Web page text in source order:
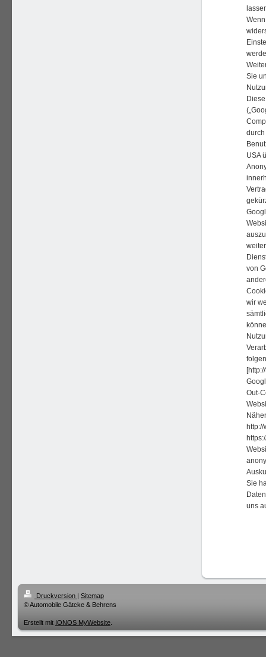
Sie
USA
von
wir
Out-
http://
Sie
uns
Druckversion | Sitemap
© Automobile Gätcke & Behrens
Erstellt mit IONOS MyWebsite